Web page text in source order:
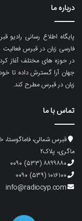
درباره ما
پایگاه اطلاع رسانی
جهان آرا گسترش داده تا
زبان در قبرس مطرح کند.
تماس با ما
ماگری، پلاک۲
۸۸۹۹۸۸۰ (۵۳۳) ۰۰۹۰
۱۰۱۶۱۰۰ (۵۳۹) ۰۰۹۰
info@radiocyp.com